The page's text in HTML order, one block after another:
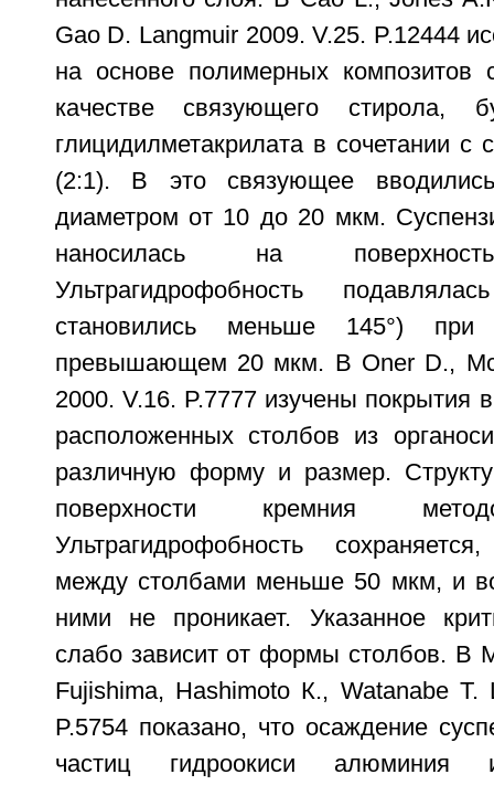
Gao D. Langmuir 2009. V.25. P.12444
на основе полимерных композитов
качестве связующего стирола,
глицидилметакрилата в сочетании с
(2:1). В это связующее
диаметром от 10 до 20 мкм.
наносилась на
Ультрагидрофобность
становились меньше 145°) при
превышающем 20 мкм. В Oner D.,
2000. V.16. P.7777 изучены покрытия
расположенных столбов из
различную форму и размер.
поверхности кремния
Ультрагидрофобность
между столбами меньше 50 мкм, и
ними не проникает. Указанное
слабо зависит от формы столбов. В
Fujishima, Hashimoto К., Watanabe Т.
P.5754 показано, что осаждение
частиц гидроокиси алюминия